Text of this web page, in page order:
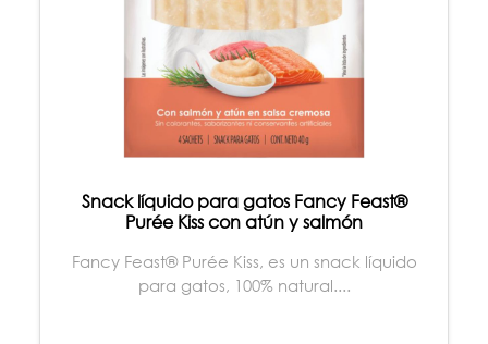
Snack líquido para gatos Fancy Feast®
Purée Kiss con atún y salmón
Fancy Feast® Purée Kiss, es un snack líquido
para gatos, 100% natural....